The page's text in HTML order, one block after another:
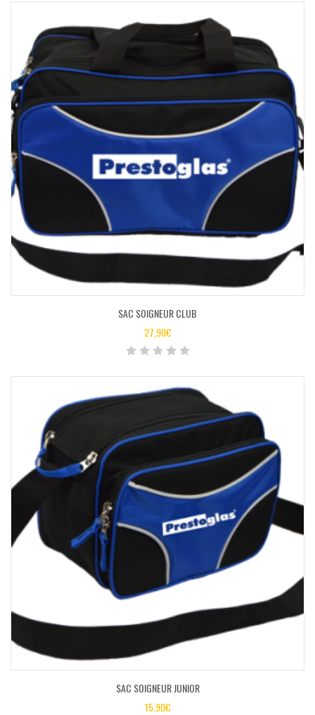
SAC SOIGNEUR CLUB
27,90€
SAC SOIGNEUR JUNIOR
15,90€